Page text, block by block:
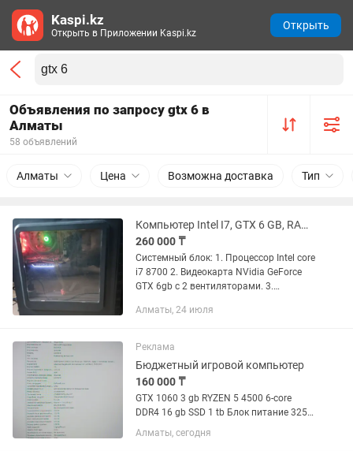
Объявления по запросу gtx 6 в
Алматы
58 объявлений
Алматы Цена Возможна доставка Тип
Компьютер Intel I7, GTX 6 GB, RAM 32 GB, SSD 500 GB
260 000 ₸
Cистемный блок: 1. Процессор Intel core
i7 8700 2. Видеокарта NVidia GeForce
GTX 6gb с 2 вентиляторами. 3.
DDR4. 4. Материнская плата COLOFUL.
Алматы, 24 июля
Реклама
Бюджетный игровой компьютер
160 000 ₸
GTX 1060 3 gb RYZEN 5 4500 6-core
DDR4 16 gb SSD 1 tb Блок питание 325
W В подарок дам механический
клавиатуру и мышку
Алматы, сегодня
Kaspi.kz
Открыть в Приложении Kaspi.kz
Открыть